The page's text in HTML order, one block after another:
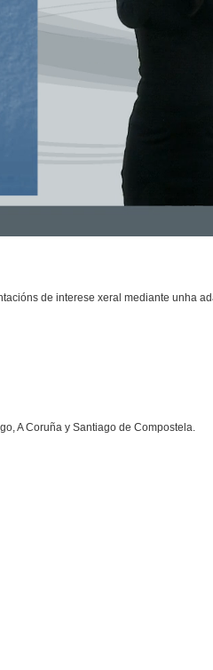
de interese xeral mediante unha
A Coruña y Santiago de Compostela.